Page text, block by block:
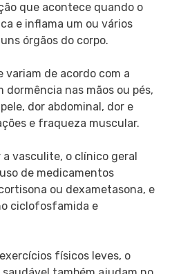
que acontece quando o
e inflama um ou vários
órgãos do corpo.
variam de acordo com a
nas mãos ou pés,
dor abdominal, dor e
e fraqueza muscular.
vasculite, o clínico geral
de medicamentos
ou dexametasona, e
ciclofosfamida e
físicos leves, o